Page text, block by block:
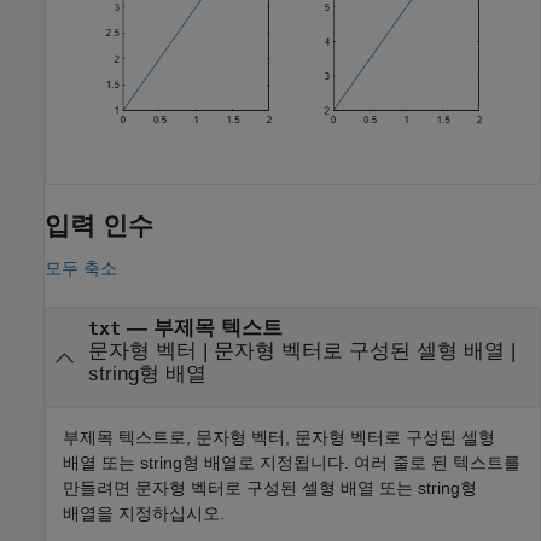
입력 인수
모두 축소
txt — 부제목 텍스트
문자형 벡터 | 문자형 벡터로 구성된 셀형 배열 |
string형 배열
부제목 텍스트로, 문자형 벡터, 문자형 벡터로 구성된 셀형
배열 또는 string형 배열로 지정됩니다. 여러 줄로 된 텍스트를
만들려면 문자형 벡터로 구성된 셀형 배열 또는 string형
배열을 지정하십시오.